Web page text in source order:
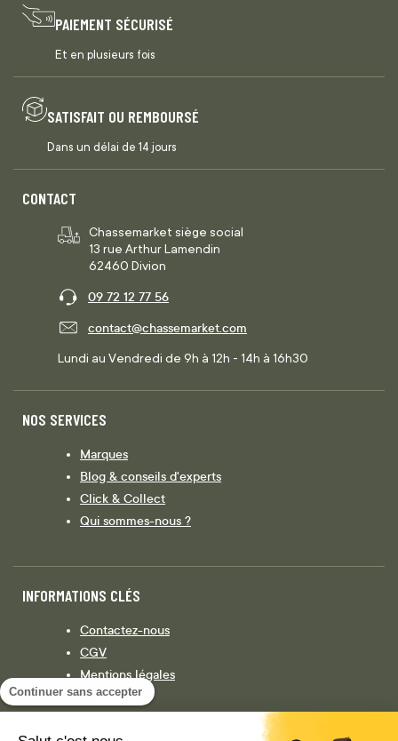
Continuer sans accepter
PAIEMENT SÉCURISÉ
Et en plusieurs fois
SATISFAIT OU REMBOURSÉ
Dans un délai de 14 jours
CONTACT
Chassemarket siège social
13 rue Arthur Lamendin
62460 Divion
09 72 12 77 56
contact@chassemarket.com
Lundi au Vendredi de 9h à 12h - 14h à 16h30
NOS SERVICES
Marques
Blog & conseils d'experts
Click & Collect
Qui sommes-nous ?
INFORMATIONS CLÉS
Contactez-nous
CGV
Mentions légales
Législation